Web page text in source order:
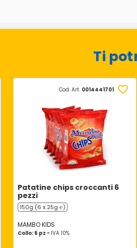
Ti
Cod. Art. 0014441701
Patatine chips croccanti 6
pezzi
150g (6 x 25g ℮)
MAMBO KIDS
Collo: 6 pz - IVA 10%